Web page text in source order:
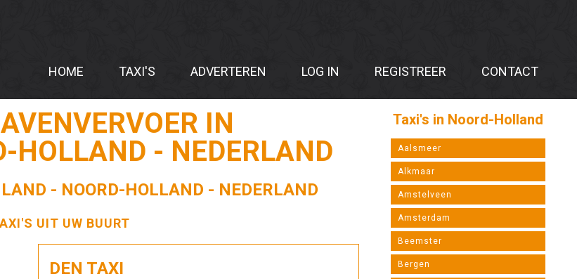
HOME TAXI'S ADVERTEREN LOG IN REGISTREER CONTACT
IN
HOLLAND - NEDERLAND
- NOORD-HOLLAND - NEDERLAND
UIT UW BUURT
DEN TAXI
Taxi's in Noord-Holland
Aalsmeer
Alkmaar
Amstelveen
Amsterdam
Beemster
Bergen